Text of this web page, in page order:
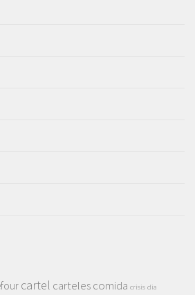
cartel cartelescomida crisis dia